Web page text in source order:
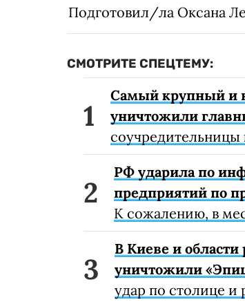
Подготовил/ла Оксана
СМОТРИТЕ СПЕЦТЕМУ:
Самый крупный и
уничтожили
РФ ударила по
предприятий по
К сожалению, в
В Киеве и
уничтожили
удар по столице и